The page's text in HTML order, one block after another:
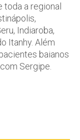
toda a regional
Indiaroba,
Itanhy. Além
baianos
Sergipe.